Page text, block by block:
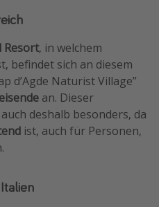
Resort, in welchem
befindet sich an diesem
d’Agde Naturist Village”
an. Dieser
deshalb besonders, da
ist, auch für Personen,